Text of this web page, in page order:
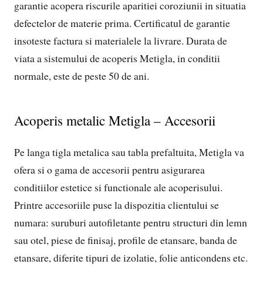
garantie acopera riscurile aparitiei coroziunii in situatia
defectelor de materie prima. Certificatul de garantie
insoteste factura si materialele la livrare. Durata de
viata a sistemului de acoperis Metigla, in conditii
normale, este de peste 50 de ani.
Acoperis metalic Metigla – Accesorii
Pe langa tigla metalica sau tabla prefaltuita, Metigla va
ofera si o gama de accesorii pentru asigurarea
conditiilor estetice si functionale ale acoperisului.
Printre accesoriile puse la dispozitia clientului se
numara: suruburi autofiletante pentru structuri din lemn
sau otel, piese de finisaj, profile de etansare, banda de
etansare, diferite tipuri de izolatie, folie anticondens etc.